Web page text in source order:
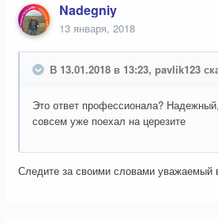
Nadegniy
13 января, 2018
В 13.01.2018 в 13:23, pavlik123
Это ответ профессионала?
совсем уже поехал на церезите
Следите за своими словами уважаемый